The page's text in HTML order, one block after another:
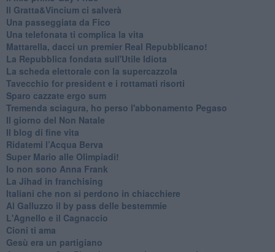
Il Gratta&Vincium ci salverà
Una passeggiata da Fico
Una telefonata ti complica la vita
Mattarella, dacci un premier Real Repubblicano!
La Repubblica fondata sull'Utile Idiota
La scheda elettorale con la supercazzola
Tavecchio for president e i rottamati risorti
Sparo cazzate ergo sum
Tremenda sciagura, ho perso l'abbonamento Pegaso
Il giorno del Non Natale
Il blog di fine vita
​Ridatemi l’Acqua Berva
Super Mario alle Olimpiadi!
Io non sono Anna Frank
​La Jihad in franchising
Italiani che non si perdono in chiacchiere
Al Galluzzo il by pass delle bestemmie
L'Agnello e il Cagnaccio
Cioni ti ama
​Gesù era un partigiano